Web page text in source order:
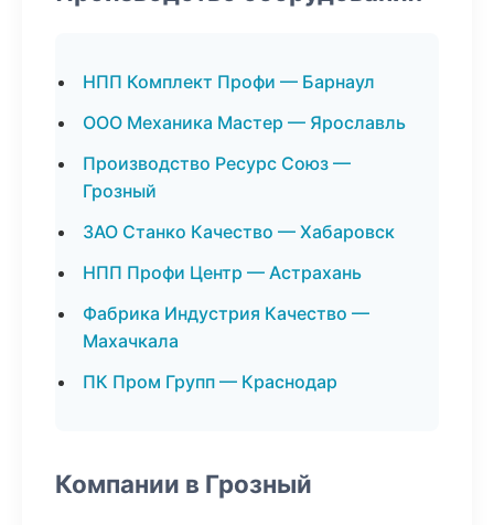
НПП Комплект Профи — Барнаул
ООО Механика Мастер — Ярославль
Производство Ресурс Союз —
Грозный
ЗАО Станко Качество — Хабаровск
НПП Профи Центр — Астрахань
Фабрика Индустрия Качество —
Махачкала
ПК Пром Групп — Краснодар
Компании в Грозный